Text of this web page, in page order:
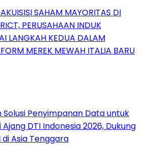
SAHAM MAYORITAS DI
PERUSAHAAN INDUK
LANGKAH KEDUA DALAM
MEREK MEWAH ITALIA BARU
Solusi Penyimpanan Data untuk
DTI Indonesia 2026, Dukung
Asia Tenggara